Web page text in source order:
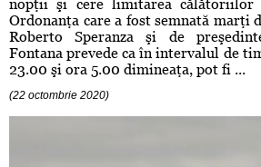
nopţii şi cere limitarea călătoriilor
Ordonanţa care a fost semnată marţi
Roberto Speranza şi de
Fontana prevede ca în intervalul de
23.00 şi ora 5.00 dimineaţa, pot fi ...
(22 octombrie 2020)